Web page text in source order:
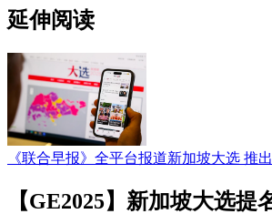
延伸阅读
《联合早报》全平台报道新加坡大选 推
【GE2025】新加坡大选提